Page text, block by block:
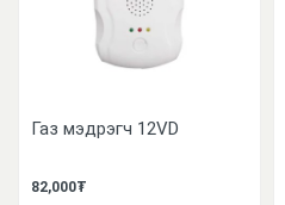
Газ мэдрэгч 12VD
82,000₮